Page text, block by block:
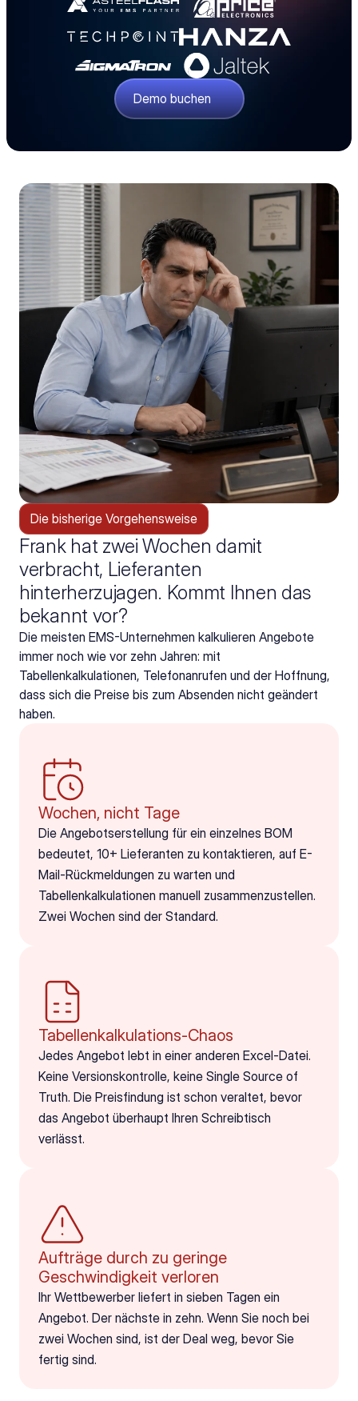
Demo buchen
Die bisherige Vorgehensweise
Frank hat zwei Wochen damit
verbracht, Lieferanten
hinterherzujagen. Kommt Ihnen das
bekannt vor?
Die meisten EMS-Unternehmen kalkulieren Angebote
immer noch wie vor zehn Jahren: mit
Tabellenkalkulationen, Telefonanrufen und der Hoffnung,
dass sich die Preise bis zum Absenden nicht geändert
haben.
Wochen, nicht Tage
Die Angebotserstellung für ein einzelnes BOM
bedeutet, 10+ Lieferanten zu kontaktieren, auf E-
Mail-Rückmeldungen zu warten und
Tabellenkalkulationen manuell zusammenzustellen.
Zwei Wochen sind der Standard.
Tabellenkalkulations-Chaos
Jedes Angebot lebt in einer anderen Excel-Datei.
Keine Versionskontrolle, keine Single Source of
Truth. Die Preisfindung ist schon veraltet, bevor
das Angebot überhaupt Ihren Schreibtisch
verlässt.
Aufträge durch zu geringe
Geschwindigkeit verloren
Ihr Wettbewerber liefert in sieben Tagen ein
Angebot. Der nächste in zehn. Wenn Sie noch bei
zwei Wochen sind, ist der Deal weg, bevor Sie
fertig sind.